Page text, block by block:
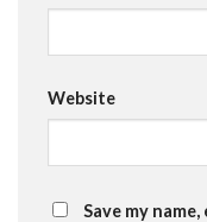
Website
Save my